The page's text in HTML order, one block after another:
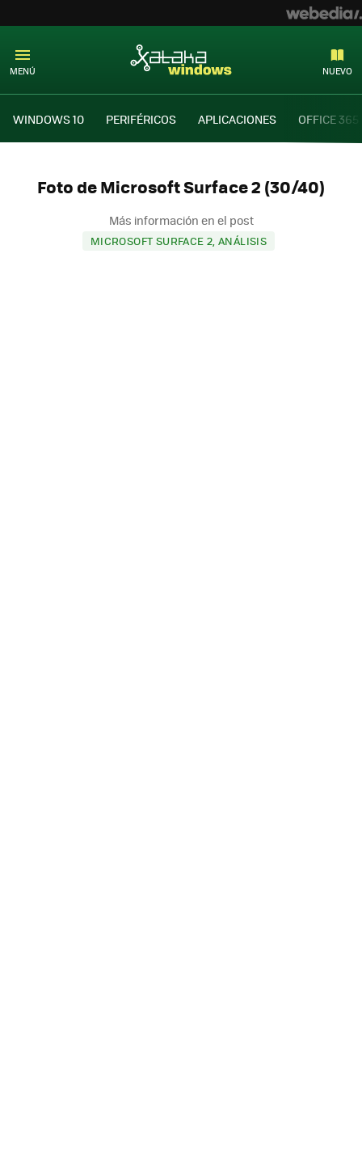
MENÚ NUEVO
WINDOWS 10 PERIFÉRICOS APLICACIONES OFFICE 365
Foto de Microsoft Surface 2 (30/40)
Más información en el post
MICROSOFT SURFACE 2, ANÁLISIS